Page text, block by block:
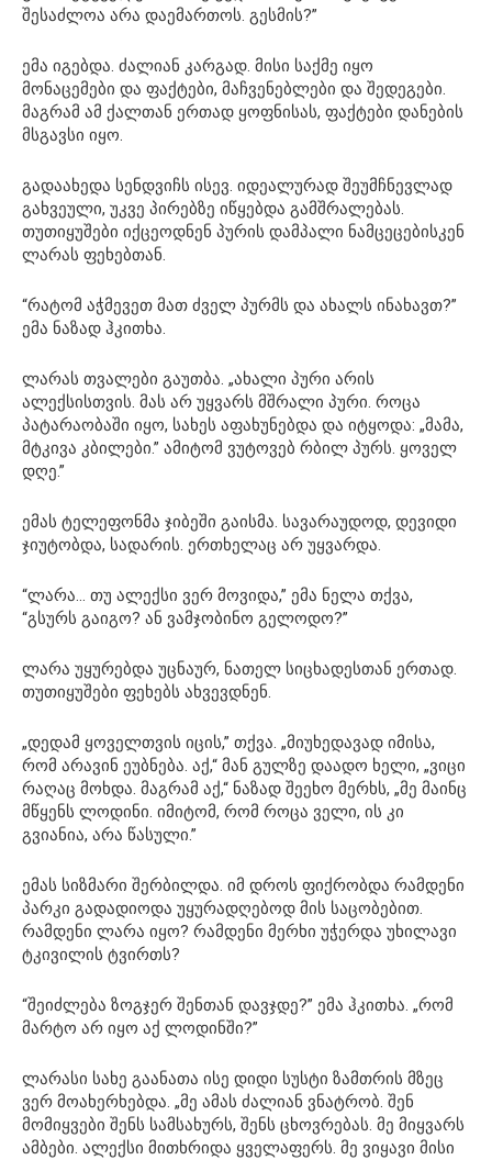
შესაძლოა არა დაემართოს. გესმის?”
ემა იგებდა. ძალიან კარგად. მისი საქმე იყო
მონაცემები და ფაქტები, მაჩვენებლები და შედეგები.
მაგრამ ამ ქალთან ერთად ყოფნისას, ფაქტები დანების
მსგავსი იყო.
გადაახედა სენდვიჩს ისევ. იდეალურად შეუმჩნევლად
გახვეული, უკვე პირებზე იწყებდა გამშრალებას.
თუთიყუშები იქცეოდნენ პურის დამპალი ნამცეცებისკენ
ლარას ფეხებთან.
“რატომ აჭმევეთ მათ ძველ პურმს და ახალს ინახავთ?”
ემა ნაზად ჰკითხა.
ლარას თვალები გაუთბა. „ახალი პური არის
ალექსისთვის. მას არ უყვარს მშრალი პური. როცა
პატარაობაში იყო, სახეს აფახუნებდა და იტყოდა: „მამა,
მტკივა კბილები.” ამიტომ ვუტოვებ რბილ პურს. ყოველ
დღე.”
ემას ტელეფონმა ჯიბეში გაისმა. სავარაუდოდ, დევიდი
ჯიუტობდა, სადარის. ერთხელაც არ უყვარდა.
“ლარა… თუ ალექსი ვერ მოვიდა,” ემა ნელა თქვა,
“გსურს გაიგო? ან ვამჯობინო გელოდო?”
ლარა უყურებდა უცნაურ, ნათელ სიცხადესთან ერთად.
თუთიყუშები ფეხებს ახვევდნენ.
„დედამ ყოველთვის იცის,” თქვა. „მიუხედავად იმისა,
რომ არავინ ეუბნება. აქ,“ მან გულზე დაადო ხელი, „ვიცი
რაღაც მოხდა. მაგრამ აქ,“ ნაზად შეეხო მერხს, „მე მაინც
მწყენს ლოდინი. იმიტომ, რომ როცა ველი, ის კი
გვიანია, არა წასული.”
ემას სიზმარი შერბილდა. იმ დროს ფიქრობდა რამდენი
პარკი გადადიოდა უყურადღებოდ მის საცობებით.
რამდენი ლარა იყო? რამდენი მერხი უჭერდა უხილავი
ტკივილის ტვირთს?
“შეიძლება ზოგჯერ შენთან დავჯდე?” ემა ჰკითხა. „რომ
მარტო არ იყო აქ ლოდინში?”
ლარასი სახე გაანათა ისე დიდი სუსტი ზამთრის მზეც
ვერ მოახერხებდა. „მე ამას ძალიან ვნატრობ. შენ
მომიყვები შენს სამსახურს, შენს ცხოვრებას. მე მიყვარს
ამბები. ალექსი მითხრიდა ყველაფერს. მე ვიყავი მისი